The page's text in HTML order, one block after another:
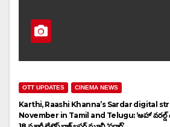
OTT UPDATES CINEMA NEWS
Karthi, Raashi Khanna’s Sardar digital
November in Tamil and Telugu: ‘ఆహా’